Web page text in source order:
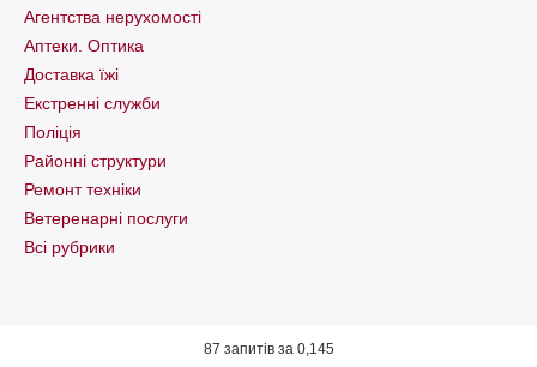
Агентства нерухомості
Аптеки. Оптика
Доставка їжі
Екстренні служби
Поліція
Районні структури
Ремонт техніки
Ветеренарні послуги
Всі рубрики
87 запитів за 0,145